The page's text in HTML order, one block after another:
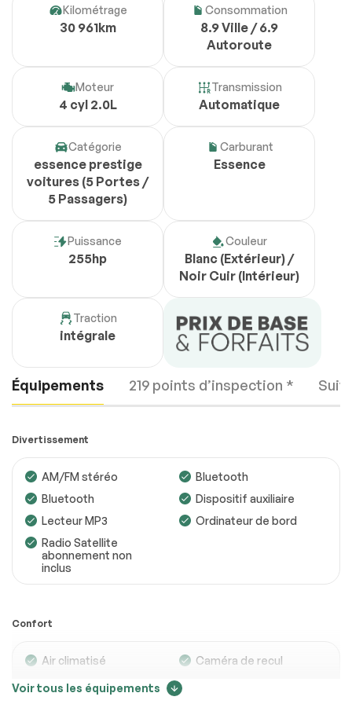
Kilométrage
30 961km
Consommation
8.9 Ville / 6.9
Autoroute
Moteur
4 cyl 2.0L
Transmission
Automatique
Catégorie
essence prestige
voitures (5 Portes /
5 Passagers)
Carburant
Essence
Puissance
255hp
Couleur
Blanc (Extérieur) /
Noir Cuir (Intérieur)
Traction
intégrale
Équipements 219 points d’inspection *
Transmission
Système électrique
Éclairage
Roues Conforme
Freins
Divertissement
AM/FM stéréo
Bluetooth
Bluetooth
Dispositif auxiliaire
Lecteur MP3
Ordinateur de bord
Radio Satellite
abonnement non
inclus
Confort
Air climatisé
Caméra de recul
Climatisation
automatique
Voir tous les équipements